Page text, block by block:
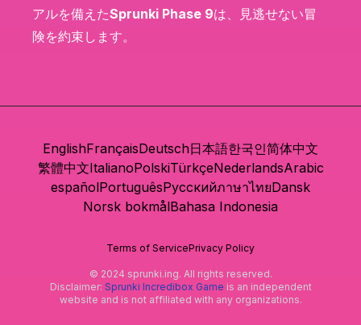
アルを備えたSprunki Phase 9は、見逃せない冒
険を約束します。
EnglishFrançaisDeutsch日本語한국인简体中文
繁體中文ItalianoPolskiTürkçeNederlandsArabic
españolPortuguêsРусскийภาษาไทยDansk
Norsk bokmålBahasa Indonesia
Terms of ServicePrivacy Policy
© 2024 sprunki.ing. All rights reserved.
Disclaimer: Sprunki Incredibox Game is an independent
website and is not affiliated with any organizations.